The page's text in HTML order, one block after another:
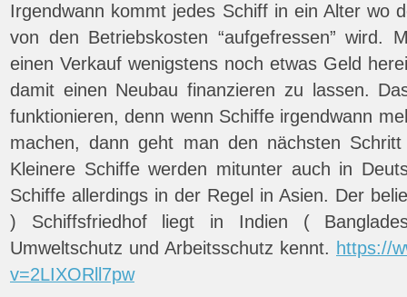
Irgendwann kommt jedes Schiff in ein Alter wo
von den Betriebskosten “aufgefressen” wird.
einen Verkauf wenigstens noch etwas Geld
damit einen Neubau finanzieren zu lassen.
funktionieren, denn wenn Schiffe irgendwann
machen, dann geht man den nächsten
Kleinere Schiffe werden mitunter auch in
Schiffe allerdings in der Regel in Asien. Der
) Schiffsfriedhof liegt in Indien (
Umweltschutz und Arbeitsschutz kennt. https://
v=2LIXORll7pw